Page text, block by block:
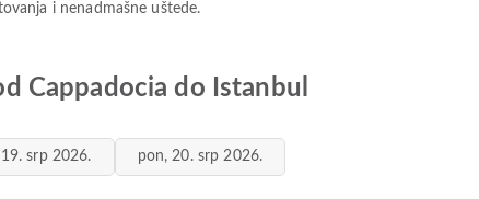
i nenadmašne uštede.
Cappadocia do Istanbul
srp 2026. pon, 20. srp 2026.